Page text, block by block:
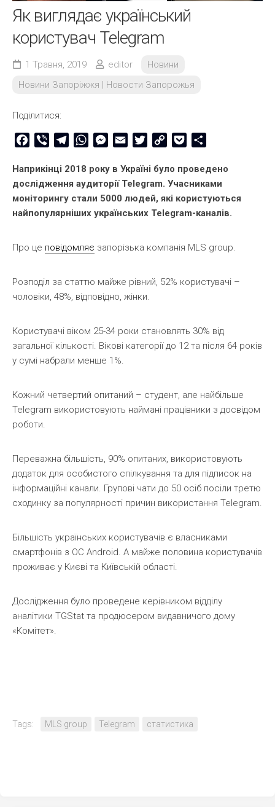
Як виглядає український
користувач Telegram
1 Травня, 2019 editor
Новини
Новини Запоріжжя | Новости Запорожья
Поділитися:
Facebook
Viber TelegramWhatsAppMessenger
Email TwitterCopy
Pocket
Наприкінці 2018 року в Україні було проведено
дослідження аудиторії Telegram. Учасниками
моніторингу стали 5000 людей, які користуються
найпопулярніших українських Telegram-каналів.
Про це повідомляє запорізька компанія MLS group.
Розподіл за статтю майже рівний, 52% користувачі –
чоловіки, 48%, відповідно, жінки.
Користувачі віком 25-34 роки становлять 30% від
загальної кількості. Вікові категорії до 12 та після 64 років
у сумі набрали менше 1%.
Кожний четвертий опитаний – студент, але найбільше
Telegram використовують наймані працівники з досвідом
роботи.
Переважна більшість, 90% опитаних, використовують
додаток для особистого спілкування та для підписок на
інформаційні канали. Групові чати до 50 осіб посіли третю
сходинку за популярності причин використання Telegram.
Більшість українських користувачів є власниками
смартфонів з ОС Android. А майже половина користувачів
проживає у Києві та Київській області.
Дослідження було проведене керівником відділу
аналітики TGStat та продюсером видавничого дому
«Комітет».
Tags: MLS group Telegram статистика